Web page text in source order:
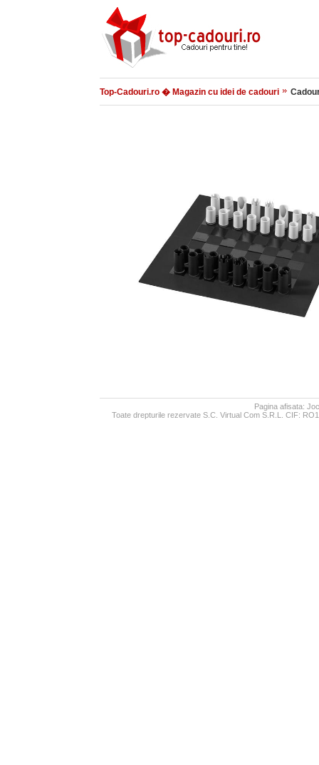
Top-Cadouri.ro � Magazin cu idei de cadouri
Pagina afisata:
Toate drepturile rezervate S.C. Virtual Com S.R.L. CIF: